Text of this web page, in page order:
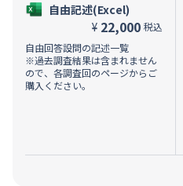
自由記述(Excel)
¥ 22,000 税込
自由回答設問の記述一覧
※過去調査結果は含まれません
ので、各調査回のページからご
購入ください。